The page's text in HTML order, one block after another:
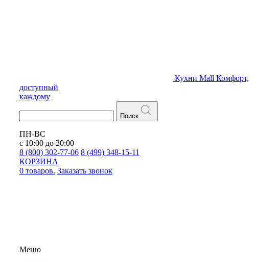
Кухни Mall Комфорт,
доступный
каждому
Поиск
ПН-ВС
с 10:00 до 20:00
8 (800) 302-77-06 8 (499) 348-15-11
КОРЗИНА
0 товаров. Заказать звонок
Меню